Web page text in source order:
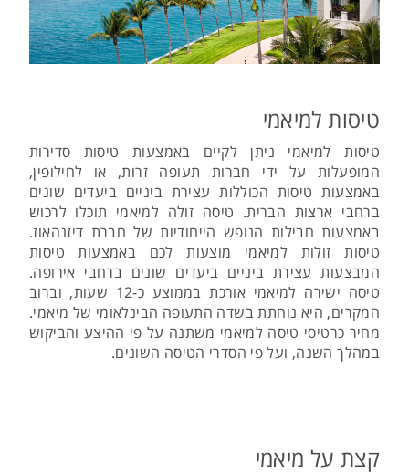
טיסות למיאמי
טיסות למיאמי ניתן לקיים באמצעות טיסות סדירות
המופעלות על ידי חברות תעופה זרות, או לחילופין,
באמצעות טיסות הכוללות עצירת ביניים ביעדים שונים
ברחבי ארצות הברית. טיסה זולה למיאמי תוכלו לרכוש
באמצעות חבילות הנופש הייחודיות של חברת דיזנהאוז.
טיסות זולות למיאמי מוצעות לכם באמצעות טיסות
המבצעות עצירת ביניים ביעדים שונים ברחבי אירופה.
טיסה ישירה למיאמי אורכת בממוצע כ-12 שעות, וברוב
המקרים, היא נוחתת בשדה התעופה הבינלאומי של מיאמי.
מחיר כרטיסי טיסה למיאמי משתנה על פי ההיצע והביקוש
במהלך השנה, ועל פי הסדרי הטיסה השונים.
קצת על מיאמי